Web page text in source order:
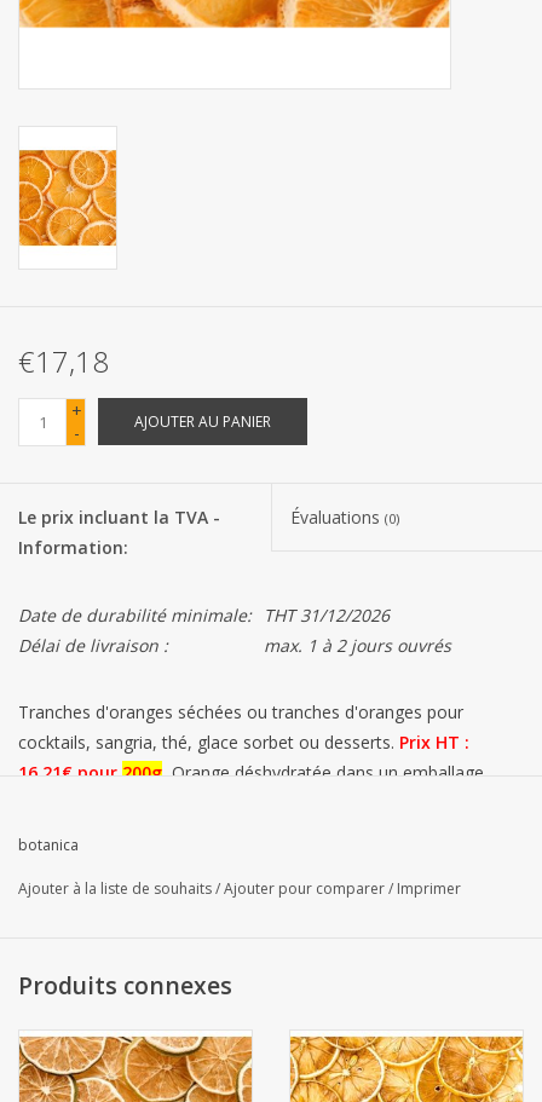
Cadeaux d'entreprise
Matériel d'emballage
Fournitures de bureau
Produits Covid-19
Confiserie Saint-Nicolas
Bonbons de carnaval
Marques
€17,18
+
-
AJOUTER AU PANIER
Le prix incluant la TVA -
Information:
Évaluations (0)
Date de durabilité minimale:
THT 31/12/2026
Délai de livraison :
max. 1 à 2 jours ouvrés
Tranches d'oranges séchées ou tranches d'oranges pour
cocktails, sangria, thé, glace sorbet ou desserts. Prix ​​HT :
16,21€ pour 200g Orange déshydratée dans un emballage
Botanica Dehydrated orange - Botanica Spices
Orange déshydratée. Emballé dans un sac en papier avec
revêtement intérieur pour préserver parfaitement le goût et la
couleur.
botanica
Ajouter à la liste de souhaits/Ajouter pour comparer/ Imprimer
Produits connexes